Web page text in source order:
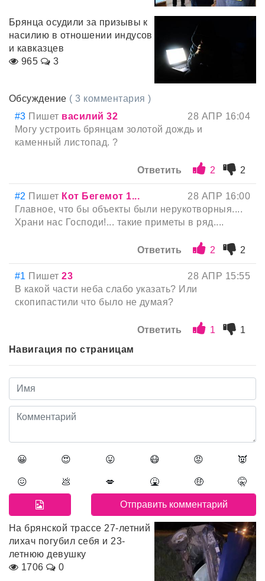
Брянца осудили за призывы к
насилию в отношении индусов
и кавказцев
965
3
Обсуждение ( 3 комментария )
#3 Пишет василий 32
28 АПР 16:04
Могу устроить брянцам золотой дождь и
каменный листопад. ?
Ответить 2 2
#2 Пишет Кот Бегемот 1...
28 АПР 16:00
Главное, что бы объекты были нерукотворныя....
Храни нас Господи!... такие приметы в ряд....
Ответить 2 2
#1 Пишет23
28 АПР 15:55
В какой части неба слабо указать? Или
скопипастили что было не думая?
Ответить 1
1
Навигация по страницам
😀 😍 😛 😷 😡 👿
😖 💩 💋 🤮 🤑 🤫
На брянской трассе 27-летний
лихач погубил себя и 23-
летнюю девушку
1706
0